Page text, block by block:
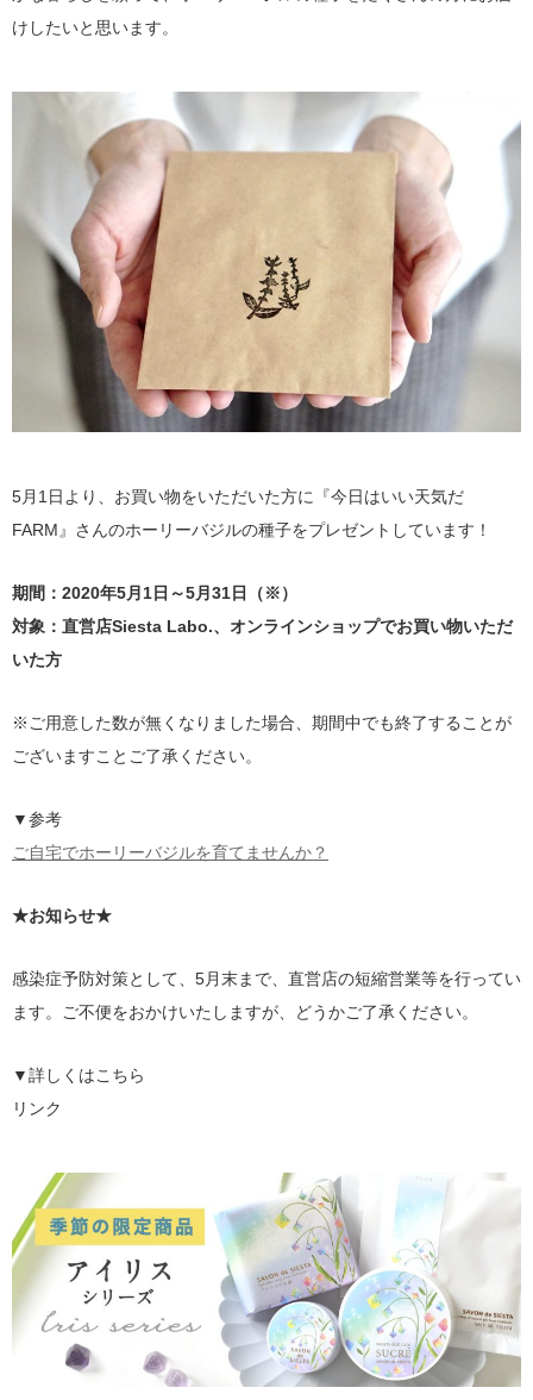
けしたいと思います。
5月1日より、お買い物をいただいた方に『今日はいい天気だ
FARM』さんのホーリーバジルの種子をプレゼントしています！
期間：2020年5月1日～5月31日（※）
対象：直営店Siesta Labo.、オンラインショップでお買い物いただ
いた方
※ご用意した数が無くなりました場合、期間中でも終了することが
ございますことご了承ください。
▼参考
ご自宅でホーリーバジルを育てませんか？
★お知らせ★
感染症予防対策として、5月末まで、直営店の短縮営業等を行ってい
ます。ご不便をおかけいたしますが、どうかご了承ください。
▼詳しくはこちら
リンク